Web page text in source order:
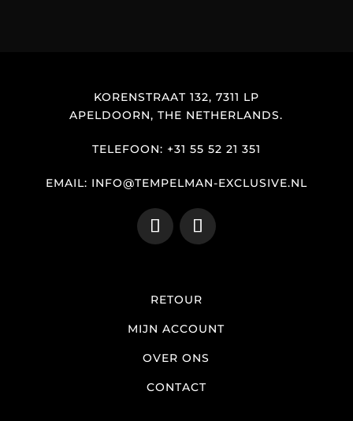
KORENSTRAAT 132, 7311 LP
APELDOORN, THE NETHERLANDS.
TELEFOON: +31 55 52 21 351
EMAIL: INFO@TEMPELMAN-EXCLUSIVE.NL
RETOUR
MIJN ACCOUNT
OVER ONS
CONTACT